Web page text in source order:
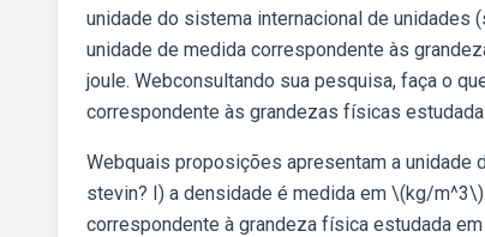
unidade do sistema internacional de unidades
unidade de medida correspondente às
joule. Webconsultando sua pesquisa, faça o
correspondente às grandezas físicas
Webquais proposições apresentam a unidade
stevin? I) a densidade é medida em \(kg/
correspondente à grandeza física estudada